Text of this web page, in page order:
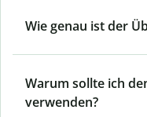
Wie genau ist der
Warum sollte ich
verwenden?